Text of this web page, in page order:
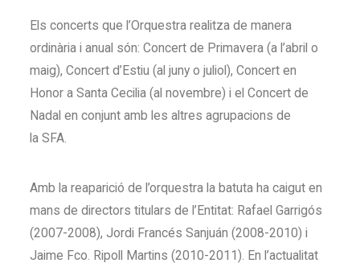
Els concerts que l’Orquestra realitza de manera
ordinària i anual són: Concert de Primavera (a l’abril o
maig), Concert d’Estiu (al juny o juliol), Concert en
Honor a Santa Cecilia (al novembre) i el Concert de
Nadal en conjunt amb les altres agrupacions de
la SFA.
Amb la reaparició de l’orquestra la batuta ha caigut en
mans de directors titulars de l’Entitat: Rafael Garrigós
(2007-2008), Jordi Francés Sanjuán (2008-2010) i
Jaime Fco. Ripoll Martins (2010-2011). En l’actualitat